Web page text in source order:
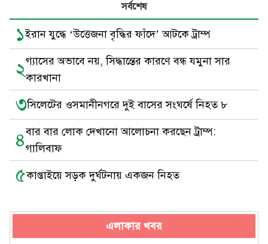
সর্বশেষ
১ইরান যুদ্ধে ‘উত্তেজনা বৃদ্ধির ফাঁদে’ আটকে ট্রাম্প
২গ্যাসের অভাবে নয়, সিদ্ধান্তের কারণে বন্ধ যমুনা সার
কারখানা
৩সিলেটের ওসমানীনগরে দুই বাসের সংঘর্ষে নিহত ৮
৪বার বার লোক দেখানো আলোচনা করছেন ট্রাম্প:
গালিবাফ
৫কাপ্তাইয়ে সড়ক দুর্ঘটনায় একজন নিহত
এলাকার খবর